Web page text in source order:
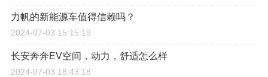
力帆的新能源车值得信赖吗？
2024-07-03 15:15:19
长安奔奔EV空间，动力，舒适怎么样
2024-07-03 18:43:18